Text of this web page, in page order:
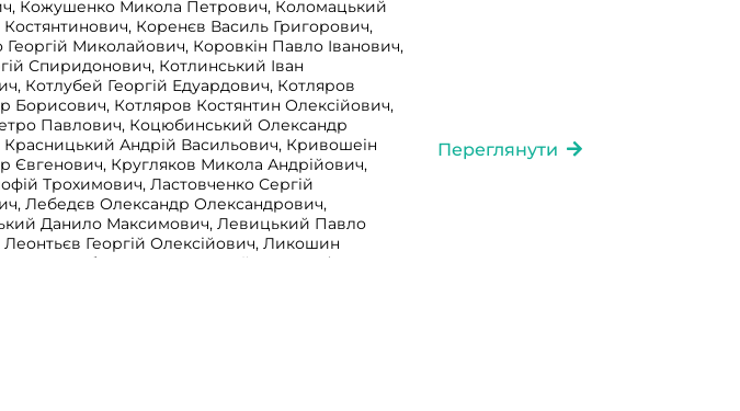
Кожушенко Микола Петрович, Коломацький
Костянтинович, Коренєв Василь Григорович,
Георгій Миколайович, Коровкін Павло Іванович,
Спиридонович, Котлинський Іван
Котлубей Георгій Едуардович, Котляров
Борисович, Котляров Костянтин Олексійович,
Павлович, Коцюбинський Олександр
Андрій Васильович, Кривошеін
Євгенович, Кругляков Микола Андрійович,
Трохимович, Ластовченко Сергій
Лебедєв Олександр Олександрович,
Данило Максимович, Левицький Павло
Георгій Олексійович, Ликошин
Лобов Петро Миколайович, Лук’янов
Переглянути